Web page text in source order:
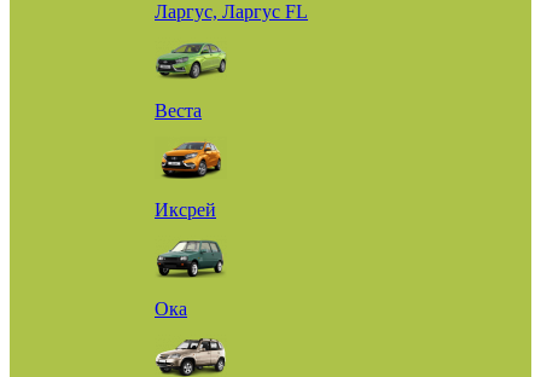
Ларгус, Ларгус FL
Веста
Иксрей
Ока